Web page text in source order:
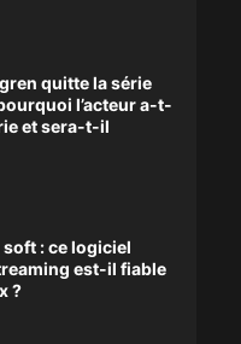
quitte la série
l’acteur a-t-
et sera-t-il
: ce logiciel
est-il fiable
?